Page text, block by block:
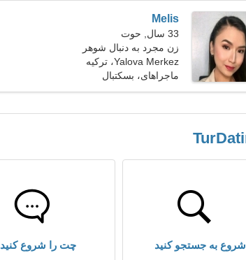
Melis
33 سال, حوت
زن مجرد به دنبال شوهر
Yalova Merkez، ترکیه
ماجراهای، بسکتبال
شروع به جستجو کنید چت را شروع کنید